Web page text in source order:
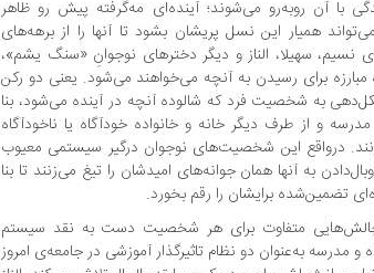
با آن روبه‌رو می‌شوند؛ آینده‌ای مه‌گرفته پیش رو ظاهر
همیار این نسل پریشان بشود تا آنها را از برهه‌های
نسیم، سهیلا، الناز و دیگر دخترهای نوجوانِ «سنگ یشم»،
مبارزه برای رسیدن به آنچه می‌خواهند می‌شود. یعنی دو رکن
به شخصیت فرد که شالوده‌ آنچه در آینده می‌شود، بنا
و از طرف دیگر خانه و خانواده خودآگاه یا ناخودآگاه
درواقع این شخصیت‌های نوجوان درگیر سیستمی معیوب
به آنها همان جوانه‌های امیدشان را تیغ می‌زنند تا بنا
تضمین‌شده برایشان را رقم بخورد.
متفاوت برای هر شخصیت دست به نقد سیستم
و مدرسه به‌عنوان دو نظام تاثیرگذار آموزشی در جامعه‌ی امروز